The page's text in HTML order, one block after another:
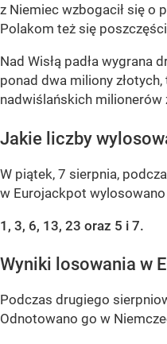
z Niemiec wzbogacił się o
Polakom też się
Nad Wisłą padła wygrana
ponad dwa miliony
nadwiślańskich milionerów
Jakie liczby
W piątek, 7 sierpnia,
w Eurojackpot wylosowano
1, 3, 6, 13, 23 oraz 5 i 7.
Wyniki losowania w
Podczas drugiego
Odnotowano go w